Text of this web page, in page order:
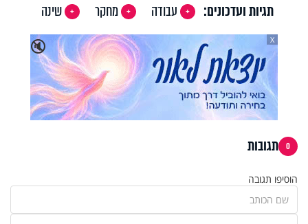
תגיות ועדכונים: עבודה מחקר
שינה
🔇
X
0 תגובות
הוסיפו תגובה